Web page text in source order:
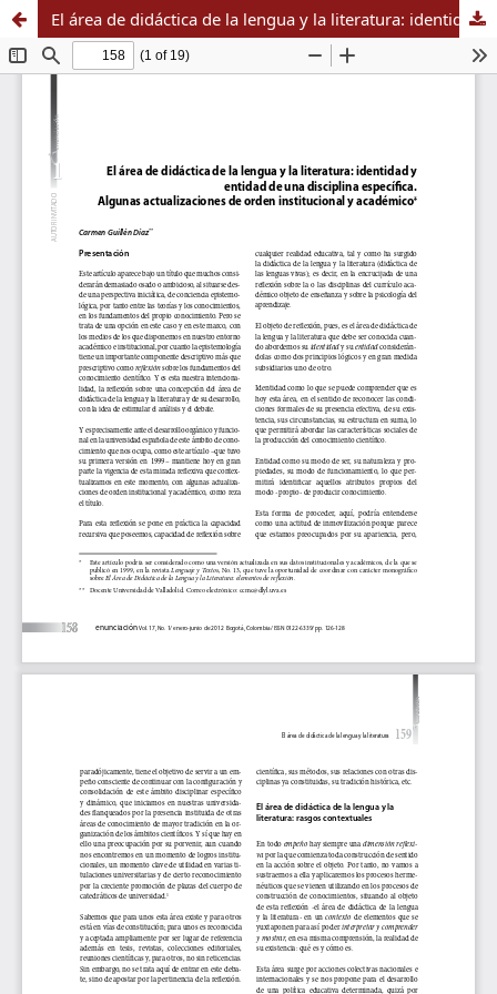
El área de didáctica de la lengua y la literatura: identidad y entidad de una disciplina específica. Algunas actualizaciones de orden institucional y académico